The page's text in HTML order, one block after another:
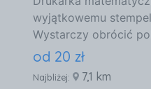
wyjątkowemu
Wystarczy obrócić
od 20 zł
Najbliżej: 7,1 km